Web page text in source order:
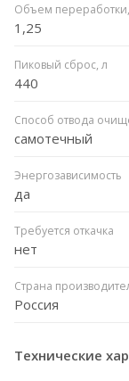
Объем переработки,
1,25
Пиковый сброс, л
440
Способ отвода
самотечный
Энергозависимость
да
Требуется откачка
нет
Страна
Россия
Технические